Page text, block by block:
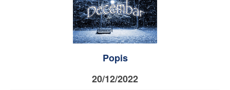
Popis
20/12/2022